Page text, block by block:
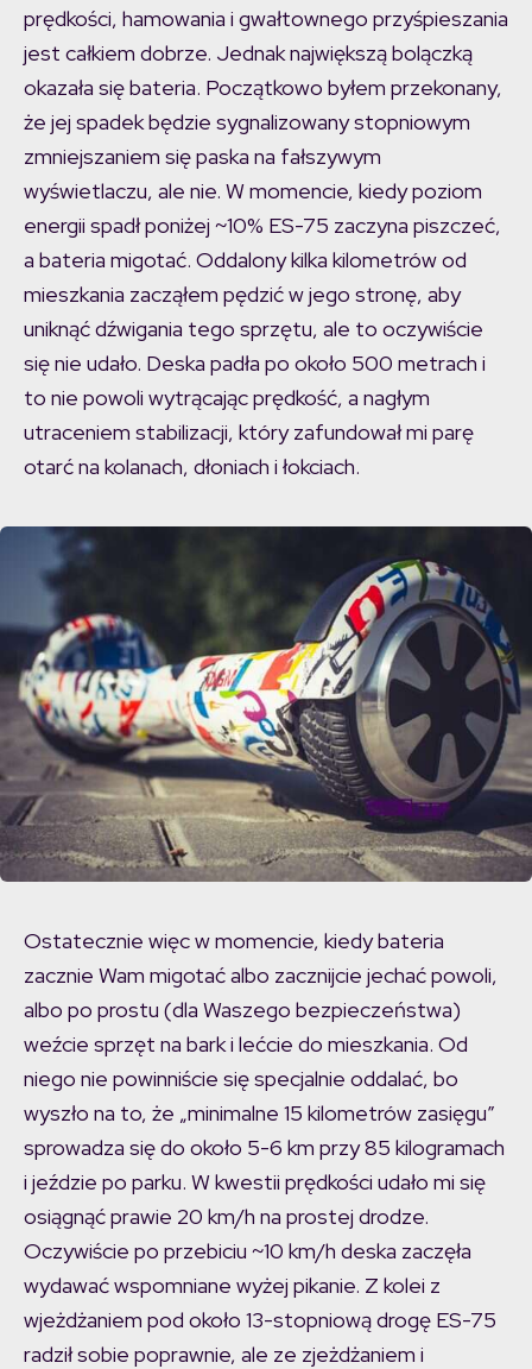
prędkości, hamowania i gwałtownego przyśpieszania
jest całkiem dobrze. Jednak największą bolączką
okazała się bateria. Początkowo byłem przekonany,
że jej spadek będzie sygnalizowany stopniowym
zmniejszaniem się paska na fałszywym
wyświetlaczu, ale nie. W momencie, kiedy poziom
energii spadł poniżej ~10% ES-75 zaczyna piszczeć,
a bateria migotać. Oddalony kilka kilometrów od
mieszkania zacząłem pędzić w jego stronę, aby
uniknąć dźwigania tego sprzętu, ale to oczywiście
się nie udało. Deska padła po około 500 metrach i
to nie powoli wytrącając prędkość, a nagłym
utraceniem stabilizacji, który zafundował mi parę
otarć na kolanach, dłoniach i łokciach.
Ostatecznie więc w momencie, kiedy bateria
zacznie Wam migotać albo zacznijcie jechać powoli,
albo po prostu (dla Waszego bezpieczeństwa)
weźcie sprzęt na bark i lećcie do mieszkania. Od
niego nie powinniście się specjalnie oddalać, bo
wyszło na to, że „minimalne 15 kilometrów zasięgu”
sprowadza się do około 5-6 km przy 85 kilogramach
i jeździe po parku. W kwestii prędkości udało mi się
osiągnąć prawie 20 km/h na prostej drodze.
Oczywiście po przebiciu ~10 km/h deska zaczęła
wydawać wspomniane wyżej pikanie. Z kolei z
wjeżdżaniem pod około 13-stopniową drogę ES-75
radził sobie poprawnie, ale ze zjeżdżaniem i